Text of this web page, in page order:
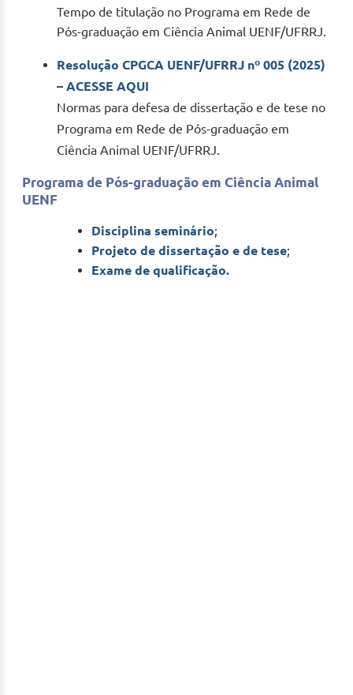
Tempo de titulação no Programa em Rede de
Pós-graduação em Ciência Animal UENF/UFRRJ.
Resolução CPGCA UENF/UFRRJ nº 005 (2025)
– ACESSE AQUI
Normas para defesa de dissertação e de tese no
Programa em Rede de Pós-graduação em
Ciência Animal UENF/UFRRJ.
Programa de Pós-graduação em Ciência Animal
UENF
Disciplina seminário;
Projeto de dissertação e de tese;
Exame de qualificação.